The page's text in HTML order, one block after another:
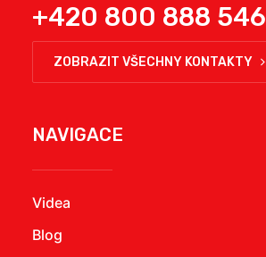
+420 800 888 546
ZOBRAZIT VŠECHNY KONTAKTY
NAVIGACE
Videa
Blog